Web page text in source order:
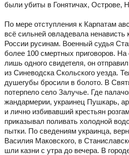
были убиты в Гонятичах, Острове,
По мере отступления к Карпатам
всё сильней овладевала
России русинам. Военный судья
более 100 смертных приговоров. На
лишь одного свидетеля, он
из Синеводска Скольского уезда.
душегубы бросили в болото. В
потерпело село Залучье. Где
жандармерии, украинец Пушкарь,
и лично избивавший крестьян
приказывал поливать холодной
пытки. По сведениям украинца,
Василия Маковского, в
шли казни с утра до вечера. В